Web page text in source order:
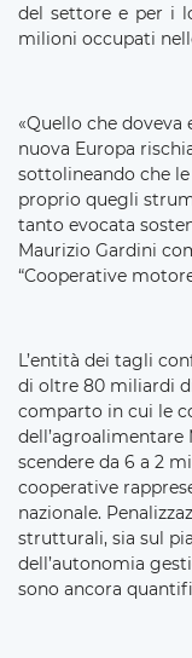
del settore e per i
milioni occupati
«Quello che doveva
nuova Europa
sottolineando che
proprio quegli
tanto evocata
Maurizio Gardini
“Cooperative
L’entità dei tagli
di oltre 80 miliardi
comparto in cui le
dell’agroalimentare
scendere da 6 a 2
cooperative
nazionale.
strutturali, sia sul
dell’autonomia
sono ancora